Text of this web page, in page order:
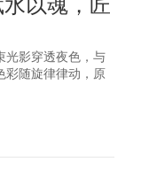
以魂，匠
光影穿透夜色，与
彩随旋律律动，原